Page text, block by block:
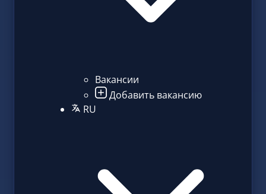
Вакансии
Добавить вакансию
RU